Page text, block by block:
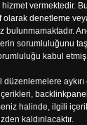
hizmet vermektedir.
denetleme
bulunmamaktadır.
sorumluluğunu
kabul etmiş
düzenlemelere
halinde, ilgili
kaldırılacaktır.